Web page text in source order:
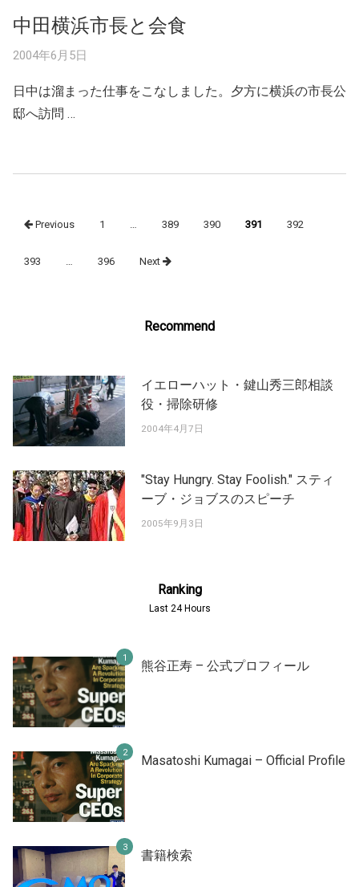
中田横浜市長と会食
2004年6月5日
日中は溜まった仕事をこなしました。夕方に横浜の市長公
邸へ訪問 …
navigation
Previous 1 389 390 391 392
393 396 Next
Recommend
イエローハット・鍵山秀三郎相談
役・掃除研修
2004年4月7日
"Stay Hungry. Stay Foolish." スティ
ーブ・ジョブスのスピーチ
2005年9月3日
Ranking
Last 24 Hours
熊谷正寿 – 公式プロフィール
Masatoshi Kumagai – Official Profile
書籍検索